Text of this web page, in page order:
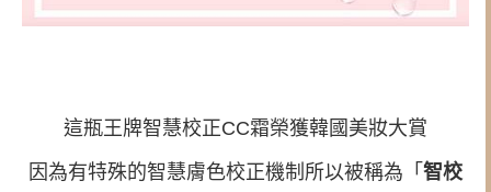
這瓶王牌智慧校正CC霜榮獲韓國美妝大賞
因為有特殊的智慧膚色校正機制所以被稱為「 智校